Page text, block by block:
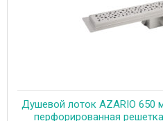
Душевой лоток AZARIO 650
перфорированная